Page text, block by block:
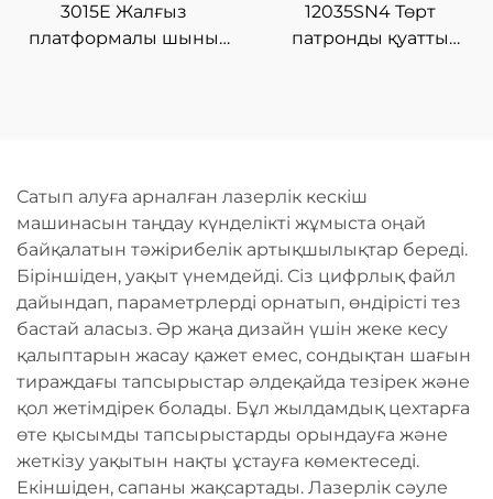
3015E Жалғыз
платформалы шыны
12035SN4 Төрт
патронды қуатты
Сатып алуға арналған лазерлік кескіш
машинасын таңдау күнделікті жұмыста оңай
байқалатын тәжірибелік артықшылықтар береді.
Біріншіден, уақыт үнемдейді. Сіз цифрлық файл
дайындап, параметрлерді орнатып, өндірісті тез
бастай аласыз. Әр жаңа дизайн үшін жеке кесу
қалыптарын жасау қажет емес, сондықтан шағын
тираждағы тапсырыстар әлдеқайда тезірек және
қол жетімдірек болады. Бұл жылдамдық цехтарға
өте қысымды тапсырыстарды орындауға және
жеткізу уақытын нақты ұстауға көмектеседі.
Екіншіден, сапаны жақсартады. Лазерлік сәуле